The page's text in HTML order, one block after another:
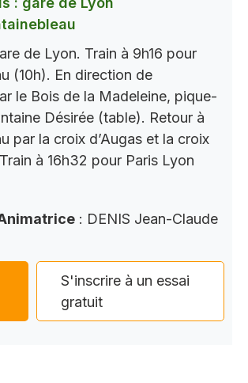
de Lyon. Train à 9h16 pour
(10h). En direction de
le Bois de la Madeleine, pique-
Désirée (table). Retour à
par la croix d’Augas et la croix
à 16h32 pour Paris Lyon
: DENIS Jean-Claude
S'inscrire à un essai
gratuit